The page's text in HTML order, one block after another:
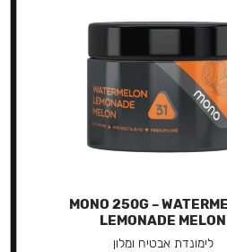
MONO 250G –
LEMONADE MELON
לימונדת אבטיח ומלון